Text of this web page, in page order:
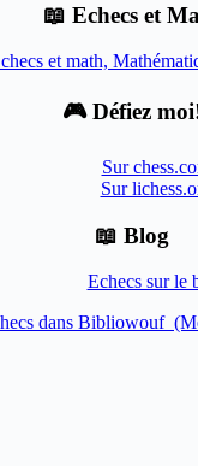
📖 Echecs et
et math,
🎮 Défiez
Sur
Sur
📖 Blog
Echecs sur le
dans Bibliowouf